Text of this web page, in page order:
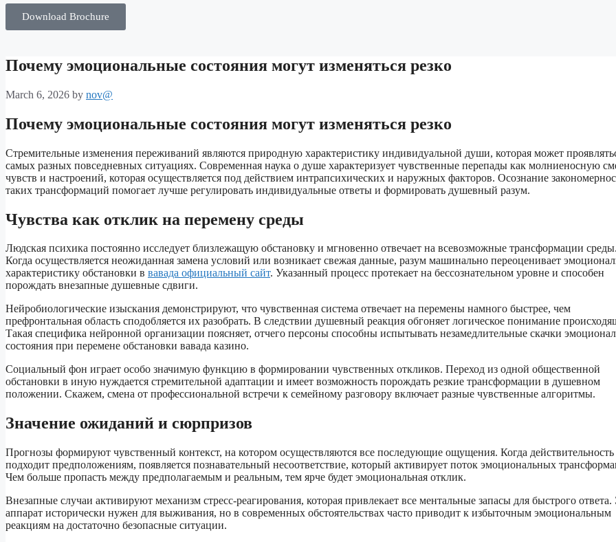
Download Brochure
Почему эмоциональные состояния могут изменяться резко
March 6, 2026 by nov@
Почему эмоциональные состояния могут изменяться резко
Стремительные изменения переживаний являются природную характеристику индивидуальной души, которая может
самых разных повседневных ситуациях. Современная наука о душе характеризует чувственные перепады как молниеносную
чувств и настроений, которая осуществляется под действием интрапсихических и наружных факторов. Осознание
таких трансформаций помогает лучше регулировать индивидуальные ответы и формировать душевный разум.
Чувства как отклик на перемену среды
Людская психика постоянно исследует близлежащую обстановку и мгновенно отвечает на всевозможные трансформации среды.
Когда осуществляется неожиданная замена условий или возникает свежая данные, разум машинально переоценивает
характеристику обстановки в вавада официальный сайт. Указанный процесс протекает на бессознательном уровне и способен
порождать внезапные душевные сдвиги.
Нейробиологические изыскания демонстрируют, что чувственная система отвечает на перемены намного быстрее, чем
префронтальная область сподобляется их разобрать. В следствии душевный реакция обгоняет логическое понимание
Такая специфика нейронной организации поясняет, отчего персоны способны испытывать незамедлительные скачки
состояния при перемене обстановки вавада казино.
Социальный фон играет особо значимую функцию в формировании чувственных откликов. Переход из одной общественной
обстановки в иную нуждается стремительной адаптации и имеет возможность порождать резкие трансформации в душевном
положении. Скажем, смена от профессиональной встречи к семейному разговору включает разные чувственные алгоритмы.
Значение ожиданий и сюрпризов
Прогнозы формируют чувственный контекст, на котором осуществляются все последующие ощущения. Когда действительность
подходит предположениям, появляется познавательный несоответствие, который активирует поток эмоциональных
Чем больше пропасть между предполагаемым и реальным, тем ярче будет эмоциональная отклик.
Внезапные случаи активируют механизм стресс-реагирования, которая привлекает все ментальные запасы для быстрого ответа.
аппарат исторически нужен для выживания, но в современных обстоятельствах часто приводит к избыточным эмоциональным
реакциям на достаточно безопасные ситуации.